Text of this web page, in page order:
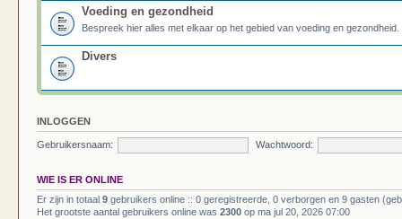
Voeding en gezondheid
Bespreek hier alles met elkaar op het gebied van voeding en gezondheid.
Divers
INLOGGEN
Gebruikersnaam: Wachtwoord:
WIE IS ER ONLINE
Er zijn in totaal 9 gebruikers online :: 0 geregistreerde, 0 verborgen en 9 gasten
Het grootste aantal gebruikers online was 2300 op ma jul 20, 2026 07:00